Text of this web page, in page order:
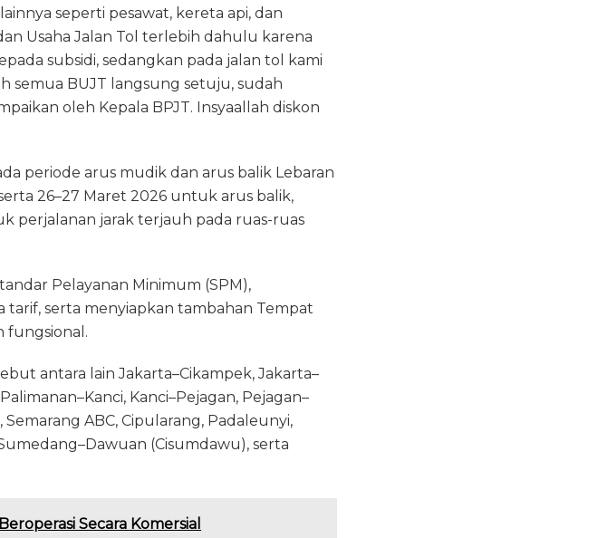
seperti pesawat, kereta api, dan
Usaha Jalan Tol terlebih dahulu karena
subsidi, sedangkan pada jalan tol kami
semua BUJT langsung setuju, sudah
oleh Kepala BPJT. Insyaallah diskon
periode arus mudik dan arus balik Lebaran
26–27 Maret 2026 untuk arus balik,
perjalanan jarak terjauh pada ruas-ruas
Pelayanan Minimum (SPM),
serta menyiapkan tambahan Tempat
fungsional.
antara lain Jakarta–Cikampek, Jakarta–
Kanci–Pejagan, Pejagan–
ABC, Cipularang, Padaleunyi,
(Cisumdawu), serta
Secara Komersial